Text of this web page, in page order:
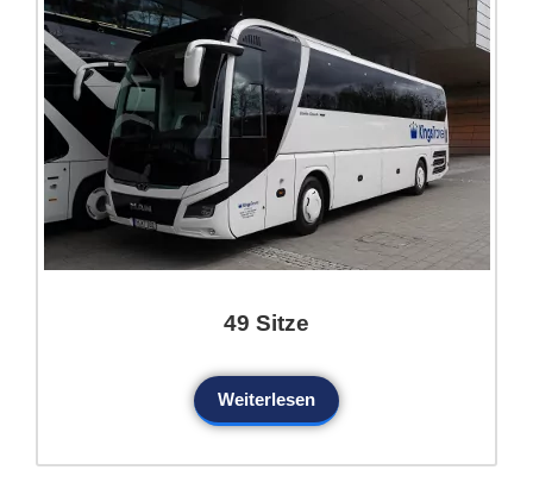
49 Sitze
Weiterlesen